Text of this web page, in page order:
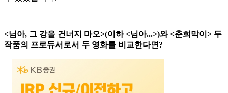
<님아, 그 강을 건너지 마오>(이하 <님아...>)와 <춘희막이> 두
작품의 프로듀서로서 두 영화를 비교한다면?